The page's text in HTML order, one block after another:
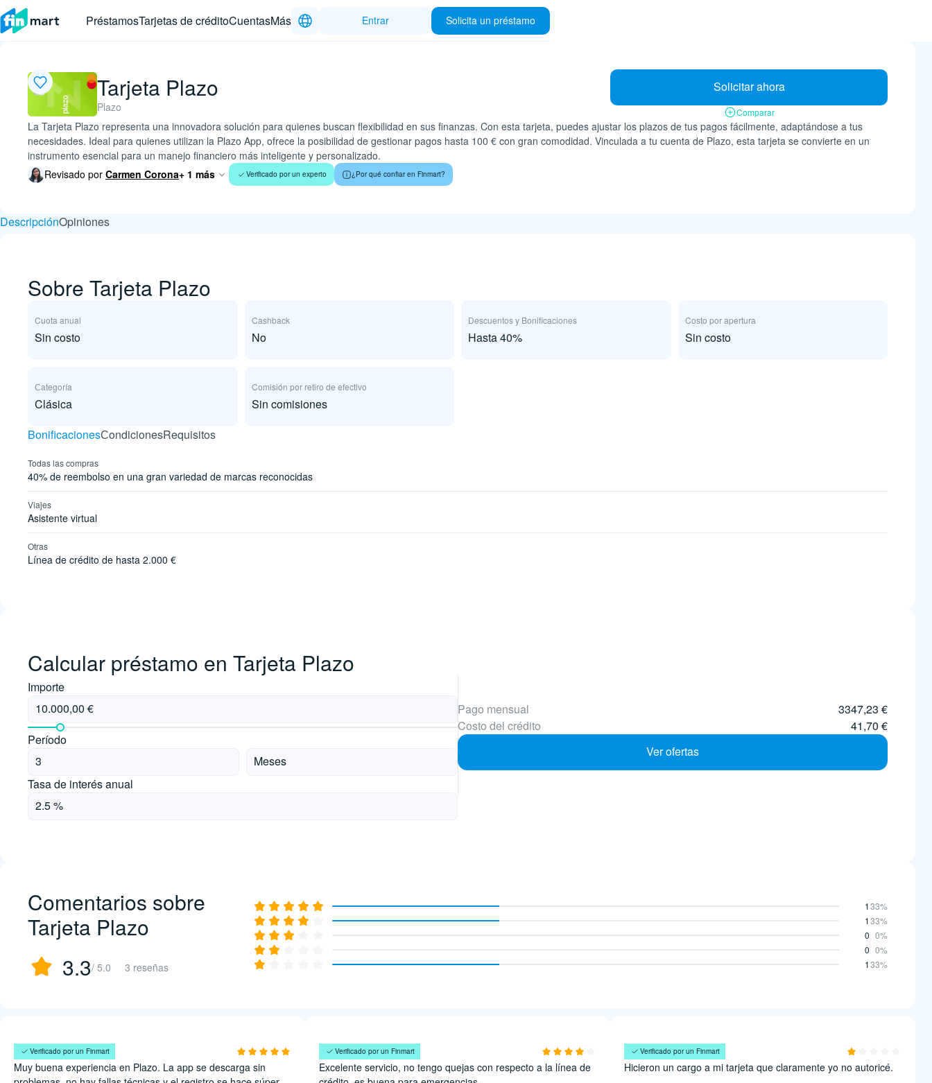
PréstamosTarjetas de créditoCuentasMás Entrar Solicita un préstamo
Tarjeta Plazo
Plazo
Solicitar ahora
Comparar
La Tarjeta Plazo representa una innovadora solución para quienes buscan flexibilidad en sus finanzas. Con esta tarjeta, puedes ajustar los plazos de tus pagos fácilmente, adaptándose a tus
necesidades. Ideal para quienes utilizan la Plazo App, ofrece la posibilidad de gestionar pagos hasta 100 € con gran comodidad. Vinculada a tu cuenta de Plazo, esta tarjeta se convierte en un
instrumento esencial para un manejo financiero más inteligente y personalizado.
Revisado por Carmen Corona+ 1 más Verificado por un experto ¿Por qué confiar en Finmart?
DescripciónOpiniones
Sobre Tarjeta Plazo
Cuota anual
Sin costo
Cashback
No
Descuentos y Bonificaciones
Hasta 40%
Costo por apertura
Sin costo
Сategoría
Clásica
Comisión por retiro de efectivo
Sin comisiones
BonificacionesСondicionesRequisitos
Todas las compras
40% de reembolso en una gran variedad de marcas reconocidas
Viajes
Asistente virtual
Otras
Línea de crédito de hasta 2.000 €
Calcular préstamo en Tarjeta Plazo
Importe
Período
Tasa de interés anual
Pago mensual
3347,23 €
Costo del crédito
41,70 €
Ver ofertas
Comentarios sobre
Tarjeta Plazo
3.3/ 5.0 3 reseñas
133%
133%
0 0%
0 0%
133%
Argelia López
Muy buena experiencia en Plazo. La app se descarga sin
Verificado por un Finmart Luis Salcido
Excelente servicio, no tengo quejas con respecto a la línea de
Verificado por un Finmart Roberto Pizano
Hicieron un cargo a mi tarjeta que claramente yo no autoricé.
Verificado por un Finmart